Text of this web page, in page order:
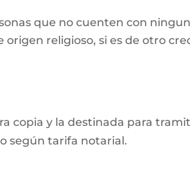
que no cuenten con
religioso, si es de otro
copia y la destinada para
según tarifa notarial.